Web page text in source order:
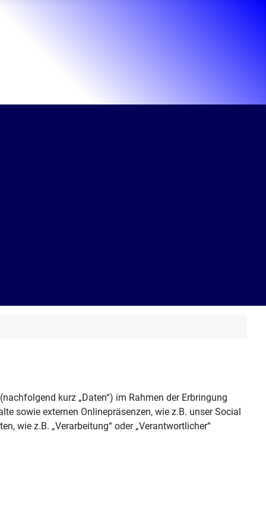
kurz „Daten“) im Rahmen der Erbringung
sowie externen Onlinepräsenzen, wie z.B. unser Social
wie z.B. „Verarbeitung“ oder „Verantwortlicher“